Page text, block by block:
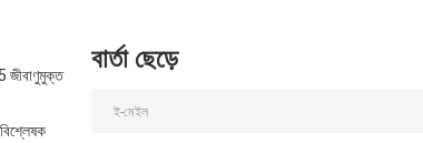
জীবাণুমুক্ত
বার্তা ছেড়ে